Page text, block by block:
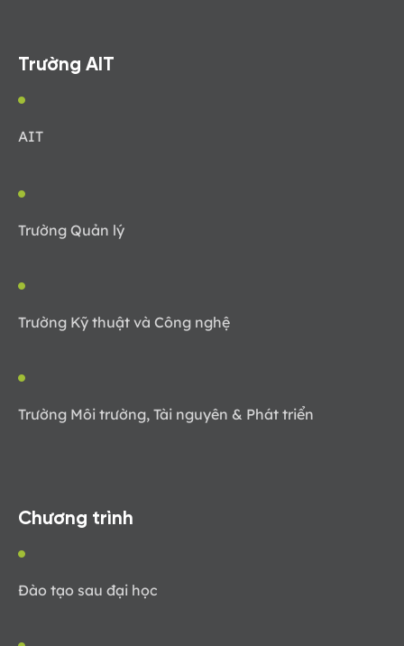
Trường AIT
AIT
Trường Quản lý
Trường Kỹ thuật và Công nghệ
Trường Môi trường, Tài nguyên & Phát triển
Chương trình
Đào tạo sau đại học